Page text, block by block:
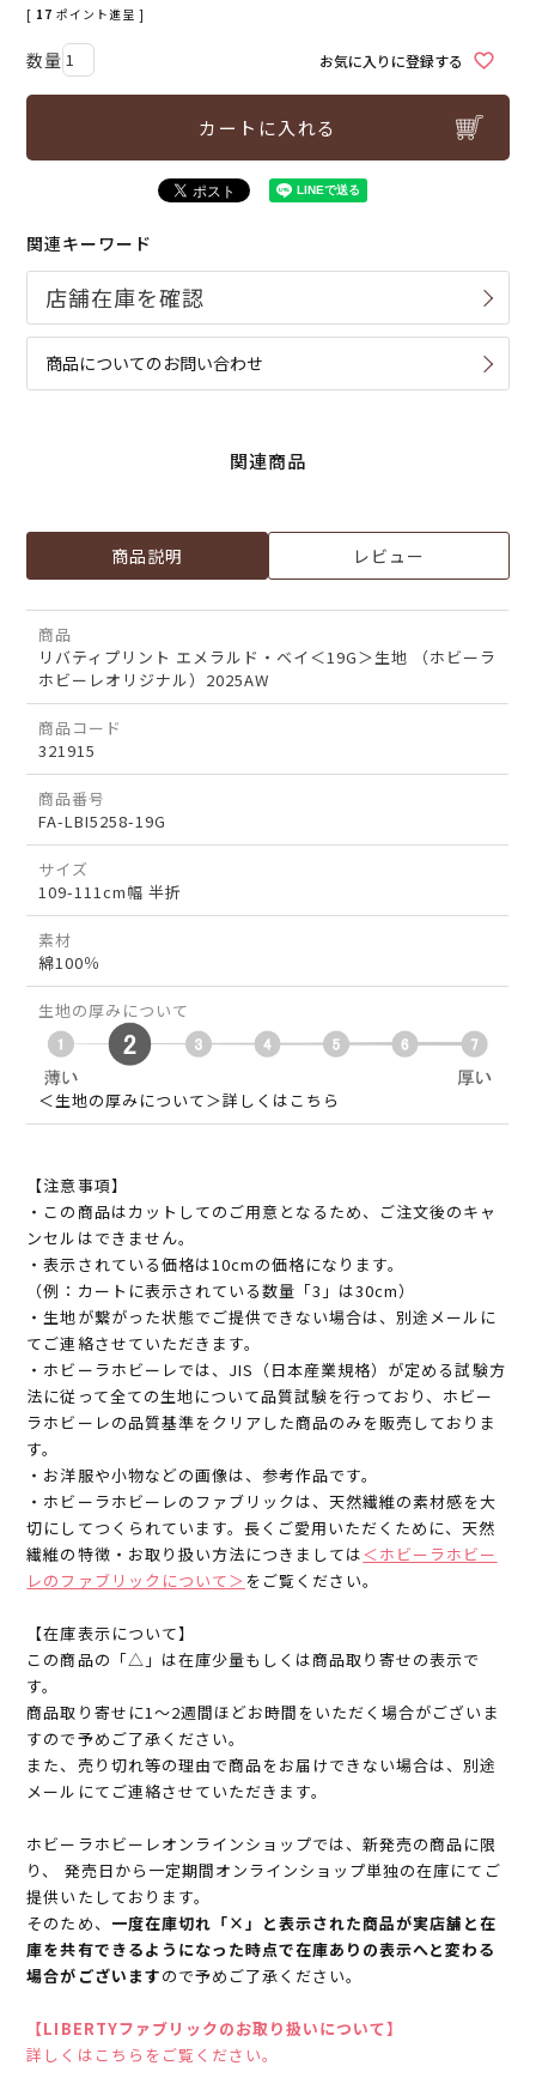
[ 17 ポイント進呈 ]
お気に入りに登録する
カートに入れる
関連キーワード
商品についてのお問い合わせ
関連商品
商品説明 レビュー
商品
リバティプリント エメラルド・ベイ＜19G＞生地 （ホビーラ
ホビーレオリジナル）2025AW
商品コード
321915
商品番号
FA-LBI5258-19G
サイズ
109-111cm幅 半折
素材
綿100％
生地の厚みについて
＜生地の厚みについて＞詳しくはこちら
【注意事項】
・この商品はカットしてのご用意となるため、ご注文後のキャ
ンセルはできません。
・表示されている価格は10cmの価格になります。
（例：カートに表示されている数量「3」は30cm）
・生地が繋がった状態でご提供できない場合は、別途メールに
てご連絡させていただきます。
・ホビーラホビーレでは、JIS（日本産業規格）が定める試験方
法に従って全ての生地について品質試験を行っており、ホビー
ラホビーレの品質基準をクリアした商品のみを販売しておりま
す。
・お洋服や小物などの画像は、参考作品です。
・ホビーラホビーレのファブリックは、天然繊維の素材感を大
切にしてつくられています。長くご愛用いただくために、天然
繊維の特徴・お取り扱い方法につきましては＜ホビーラホビー
レのファブリックについて＞ をご覧ください。
【在庫表示について】
この商品の「△」は在庫少量もしくは商品取り寄せの表示で
す。
商品取り寄せに1～2週間ほどお時間をいただく場合がございま
すので予めご了承ください。
また、売り切れ等の理由で商品をお届けできない場合は、別途
メールにてご連絡させていただきます。
ホビーラホビーレオンラインショップでは、新発売の商品に限
り、 発売日から一定期間オンラインショップ単独の在庫にてご
提供いたしております。
そのため、 一度在庫切れ「×」と表示された商品が実店舗と在
庫を共有できるようになった時点で在庫ありの表示へと変わる
場合がございますので予めご了承ください。
【LIBERTYファブリックのお取り扱いについて】
詳しくはこちらをご覧ください。